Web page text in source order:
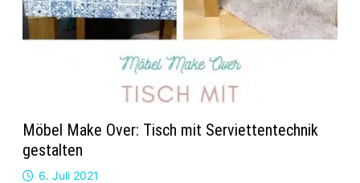
Möbel Make Over: Tisch mit Serviettentechnik
gestalten
6. Juli 2021